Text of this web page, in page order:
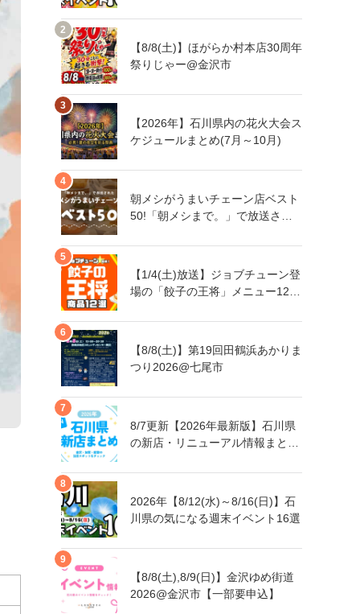
【8/8(土)】ほがらか村本店30周年
祭りじゃー@金沢市
【2026年】石川県内の花火大会ス
ケジュールまとめ(7月～10月)
朝メシがうまいチェーン店ベスト
50!「朝メシまで。」で放送され
県にもあるあの店舗!
【1/4(土)放送】ジョブチューン登
場の「餃子の王将」メニュー12品
【8/8(土)】第19回田鶴浜あかりま
つり2026@七尾市
8/7更新【2026年最新版】石川県
の新店・リニューアル情報まとめ
トをチェック！
2026年【8/12(水)～8/16(日)】石
川県の気になる週末イベント16選
【8/8(土),8/9(日)】金沢ゆめ街道
2026@金沢市【一部要申込】